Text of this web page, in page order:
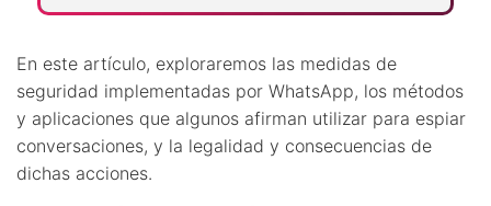
En este artículo, exploraremos las medidas de
seguridad implementadas por WhatsApp, los métodos
y aplicaciones que algunos afirman utilizar para espiar
conversaciones, y la legalidad y consecuencias de
dichas acciones.